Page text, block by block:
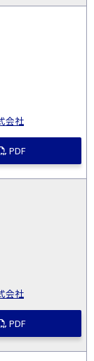
会社
PDF
会社
PDF